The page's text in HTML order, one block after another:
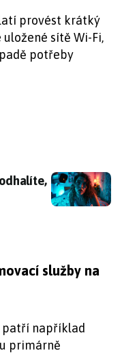
provést krátký
sítě Wi-Fi,
potřeby
že jsou v
služby na
patří například
primárně